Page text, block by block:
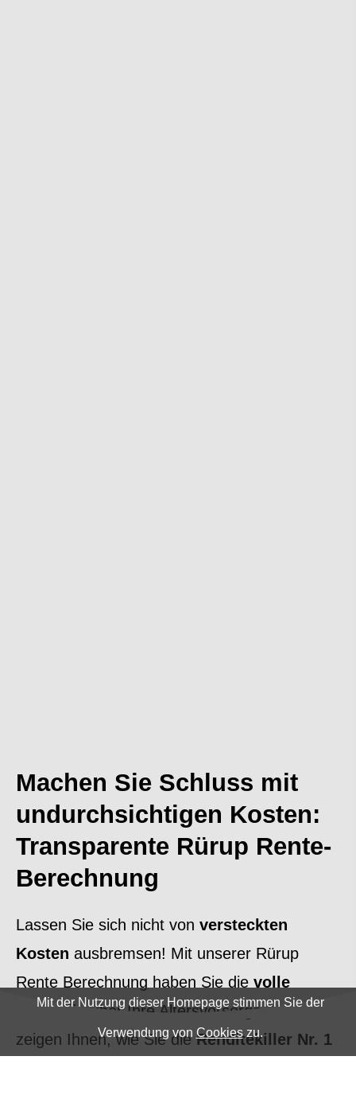
Machen Sie Schluss mit
undurchsichtigen Kosten:
Transparente Rürup Rente-
Berechnung
Lassen Sie sich nicht von versteckten
Kosten ausbremsen! Mit unserer Rürup
Rente Berechnung haben Sie die volle
Kontrolleüber Ihre Alters­vorsorge. Wir
zeigen Ihnen, wie Sie dieRenditekiller Nr. 1
Mit der Nutzung dieser Homepage stimmen Sie der
Verwendung von Cookieszu.